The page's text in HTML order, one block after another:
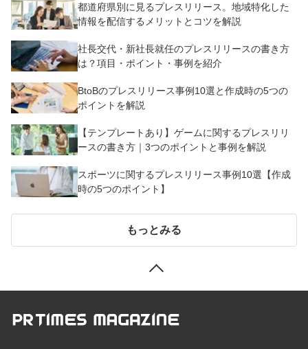
都道府県別に見るプレスリリース。地域特化した
情報を配信するメリットとコツを解説
社長交代・新社長就任のプレスリリースの書き方
は？項目・ポイント・事例を紹介
BtoBのプレスリリース事例10選と作成時の5つの
ポイントを解説
【テンプレートあり】ゲームに関するプレスリリ
ースの書き方｜3つのポイントと事例を解説
スポーツに関するプレスリリース事例10選【作成
時の5つのポイント】
もっとみる